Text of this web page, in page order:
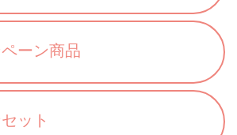
ーン商品
ット